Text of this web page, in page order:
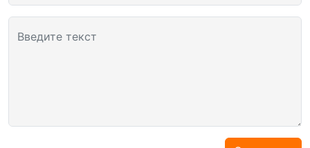
Введите текст